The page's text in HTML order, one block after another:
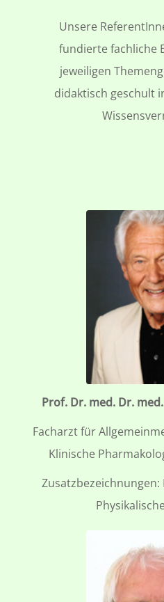
Unsere
fundierte fachliche
jeweiligen
didaktisch geschult
Prof. Dr. med. Dr.
Facharzt für
Klinische